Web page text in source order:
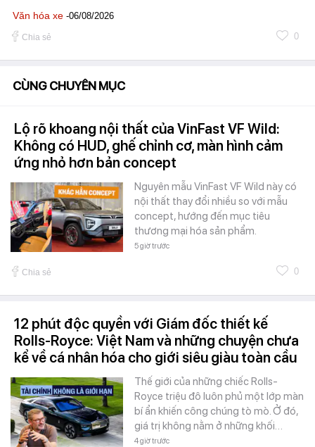
Văn hóa xe -06/08/2026
Chia sẻ 0
CÙNG CHUYÊN MỤC
Lộ rõ khoang nội thất của VinFast VF Wild:
Không có HUD, ghế chỉnh cơ, màn hình cảm
ứng nhỏ hơn bản concept
Nguyên mẫu VinFast VF Wild này có
nội thất thay đổi nhiều so với mẫu
concept, hướng đến mục tiêu
thương mại hóa sản phẩm.
5 giờ trước
Chia sẻ 0
12 phút độc quyền với Giám đốc thiết kế
Rolls-Royce: Việt Nam và những chuyện chưa
kể về cá nhân hóa cho giới siêu giàu toàn cầu
Thế giới của những chiếc Rolls-
Royce triệu đô luôn phủ một lớp màn
bí ẩn khiến công chúng tò mò. Ở đó,
giá trị không nằm ở những khối…
4 giờ trước